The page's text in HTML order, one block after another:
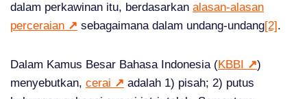
dalam perkawinan itu, berdasarkan alasan-alasan
perceraian ↗ sebagaimana dalam undang-undang[2].
Dalam Kamus Besar Bahasa Indonesia (KBBI ↗)
menyebutkan, cerai ↗ adalah 1) pisah; 2) putus